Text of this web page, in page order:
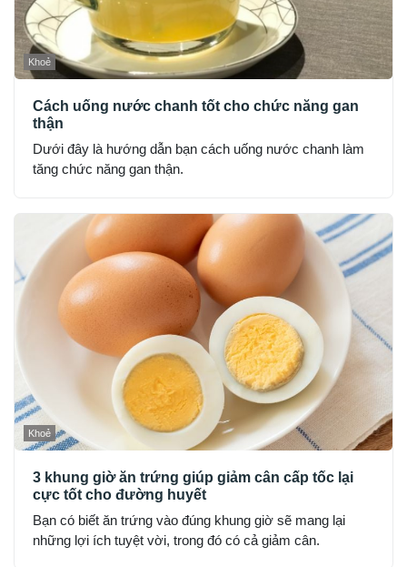
Khoẻ
Cách uống nước chanh tốt cho chức năng gan
thận
Dưới đây là hướng dẫn bạn cách uống nước chanh làm
tăng chức năng gan thận.
Khoẻ
3 khung giờ ăn trứng giúp giảm cân cấp tốc lại
cực tốt cho đường huyết
Bạn có biết ăn trứng vào đúng khung giờ sẽ mang lại
những lợi ích tuyệt vời, trong đó có cả giảm cân.